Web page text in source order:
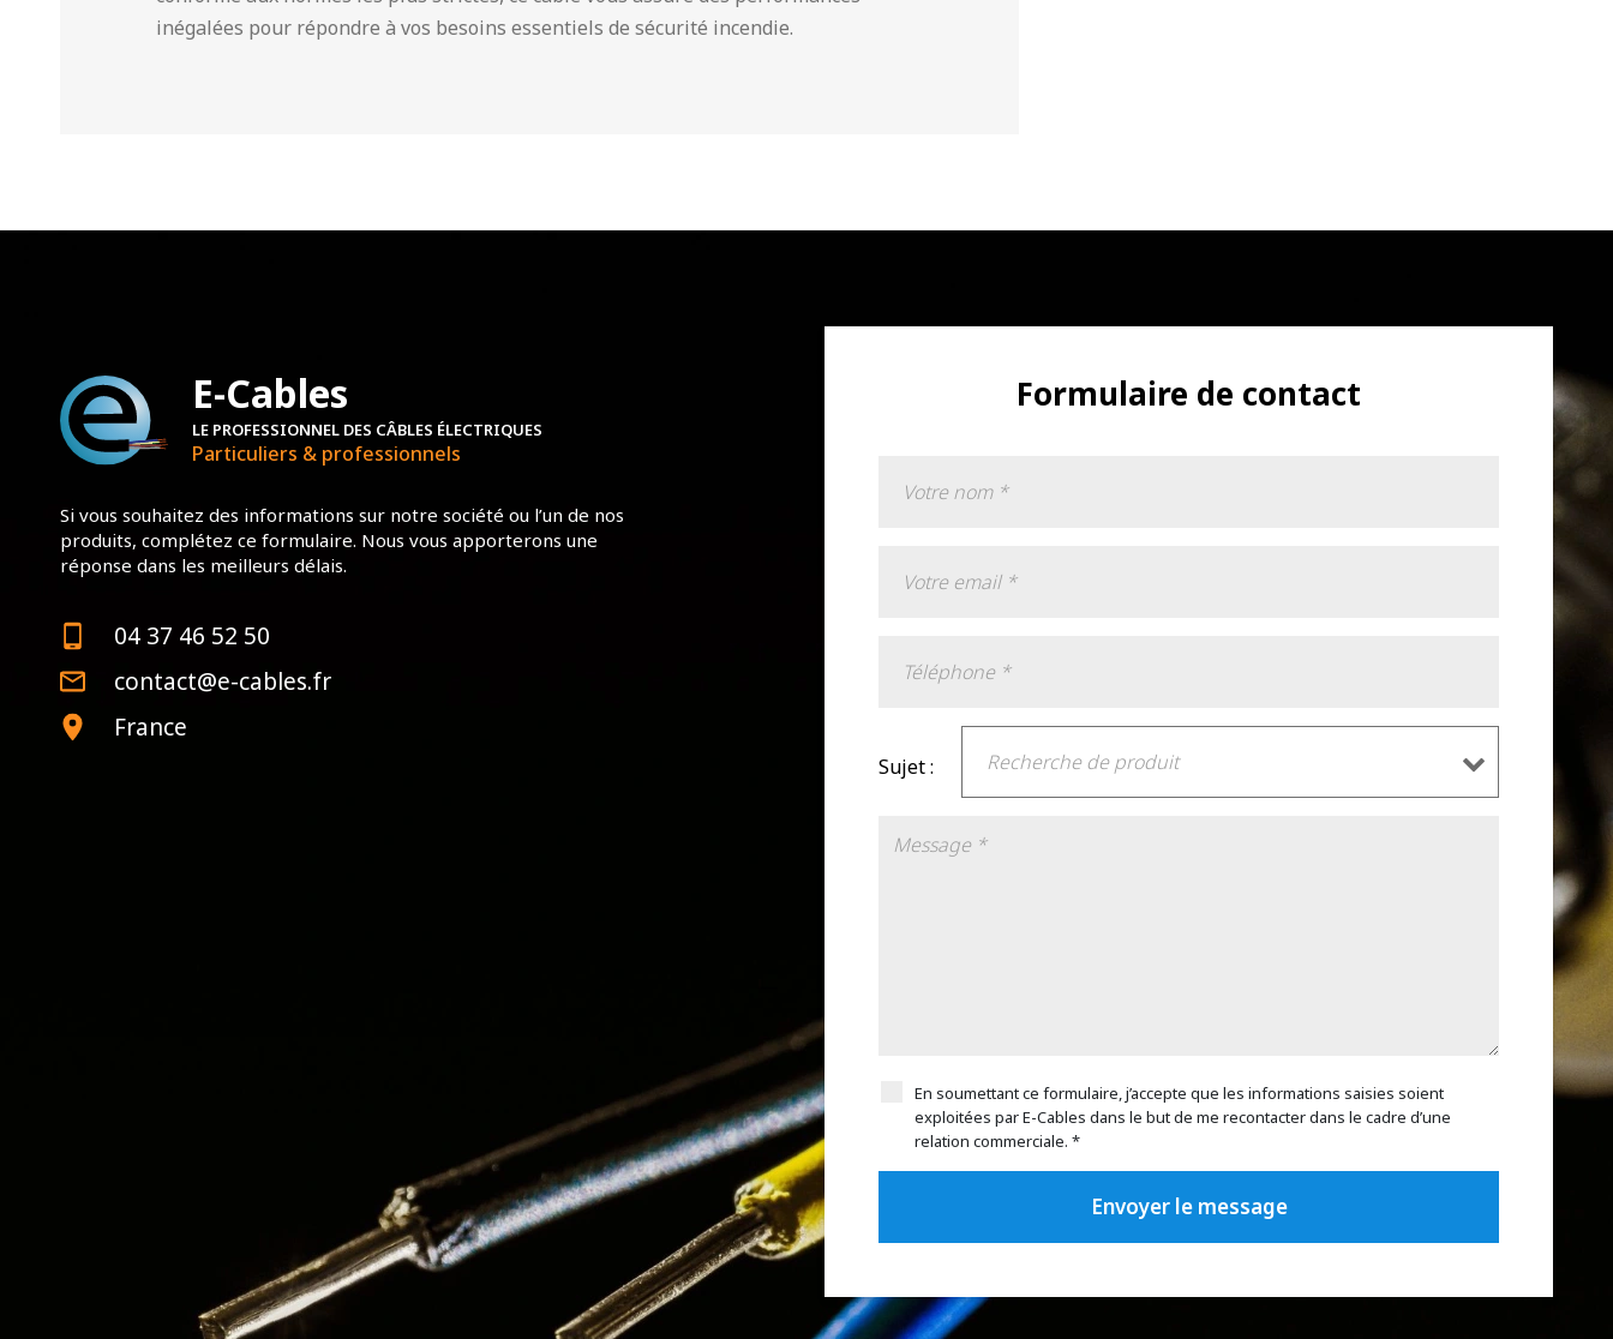
inégalées pour répondre à vos besoins essentiels de sécurité incendie.
E-Cables
LE PROFESSIONNEL DES CÂBLES ÉLECTRIQUES
Particuliers & professionnels
Si vous souhaitez des informations sur notre société ou l’un de nos
produits, complétez ce formulaire. Nous vous apporterons une
réponse dans les meilleurs délais.
04 37 46 52 50
contact@e-cables.fr
France
Formulaire de contact
Sujet :
En soumettant ce formulaire, j’accepte que les informations saisies soient
exploitées par E-Cables dans le but de me recontacter dans le cadre d’une
relation commerciale. *